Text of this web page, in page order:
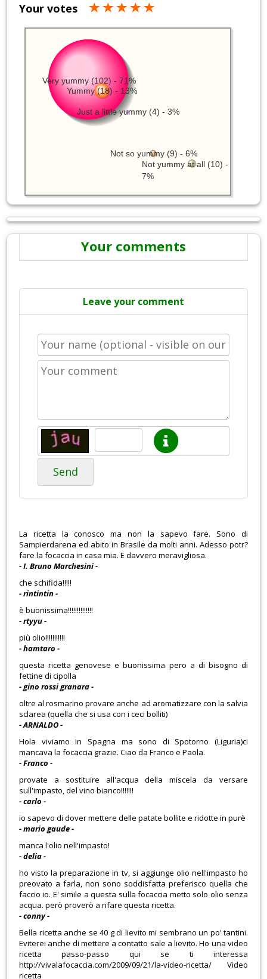
Your votes
Very yummy (102) - 71%
Yummy (18) - 13%
Not yummy at all (10) -
7%
Not so yummy (9) - 6%
Just a little yummy (4) - 3%
Your comments
Leave your comment
Send
La ricetta la conosco ma non la sapevo fare. Sono di
Sampierdarena ed abito in Brasile da molti anni. Adesso potr?
fare la focaccia in casa mia. E davvero meravigliosa.
- I. Bruno Marchesini -
che schifida!!!!!
- rintintin -
è buonissima!!!!!!!!!!!!!!
- rtyyu -
più olio!!!!!!!!!!!
- hamtaro -
questa ricetta genovese e buonissima pero a di bisogno di
fettine di cipolla
- gino rossi granara -
oltre al rosmarino provare anche ad aromatizzare con la salvia
sclarea (quella che si usa con i ceci bolliti)
- ARNALDO -
Hola viviamo in Spagna ma sono di Spotorno (Liguria)ci
mancava la focaccia grazie. Ciao da Franco e Paola.
- Franco -
provate a sostituire all'acqua della miscela da versare
sull'impasto, del vino bianco!!!!!!!
- carlo -
io sapevo di dover mettere delle patate bollite e ridotte in purè
- mario gaude -
manca l'olio nell'impasto!
- delia -
ho visto la preparazione in tv, si aggiunge olio nell'impasto ho
preovato a farla, non sono soddisfatta preferisco quella che
faccio io. E' simile a questa sulla focaccia metto solo olio senza
acqua. però proverò a rifare questa ricetta.
- conny -
Bella ricetta anche se 40 g di lievito mi sembrano un po' tantini.
Eviterei anche di mettere a contatto sale a lievito. Ho una video
ricetta passo-passo qui se ti interessa
http://vivalafocaccia.com/2009/09/21/la-video-ricetta/ Video
ricetta